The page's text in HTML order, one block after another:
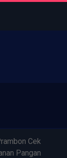
Cek
Pangan